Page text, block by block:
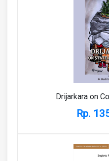
Drijarkara on
Rp.